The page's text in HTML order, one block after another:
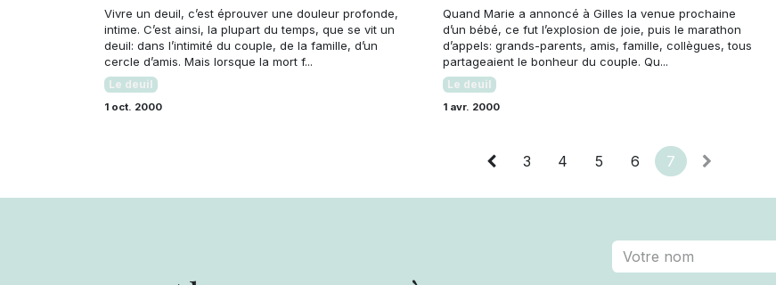
Vivre un deuil, c’est éprouver une douleur profonde,
intime. C’est ainsi, la plupart du temps, que se vit un
deuil: dans l’intimité du couple, de la famille, d’un
cercle d’amis. Mais lorsque la mort f...
Le deuil
1 oct. 2000
Quand Marie a annoncé à Gilles la venue prochaine
d’un bébé, ce fut l’explosion de joie, puis le marathon
d’appels: grands-parents, amis, famille, collègues, tous
partageaient le bonheur du couple. Qu...
Le deuil
1 avr. 2000
3 4 5 6 7